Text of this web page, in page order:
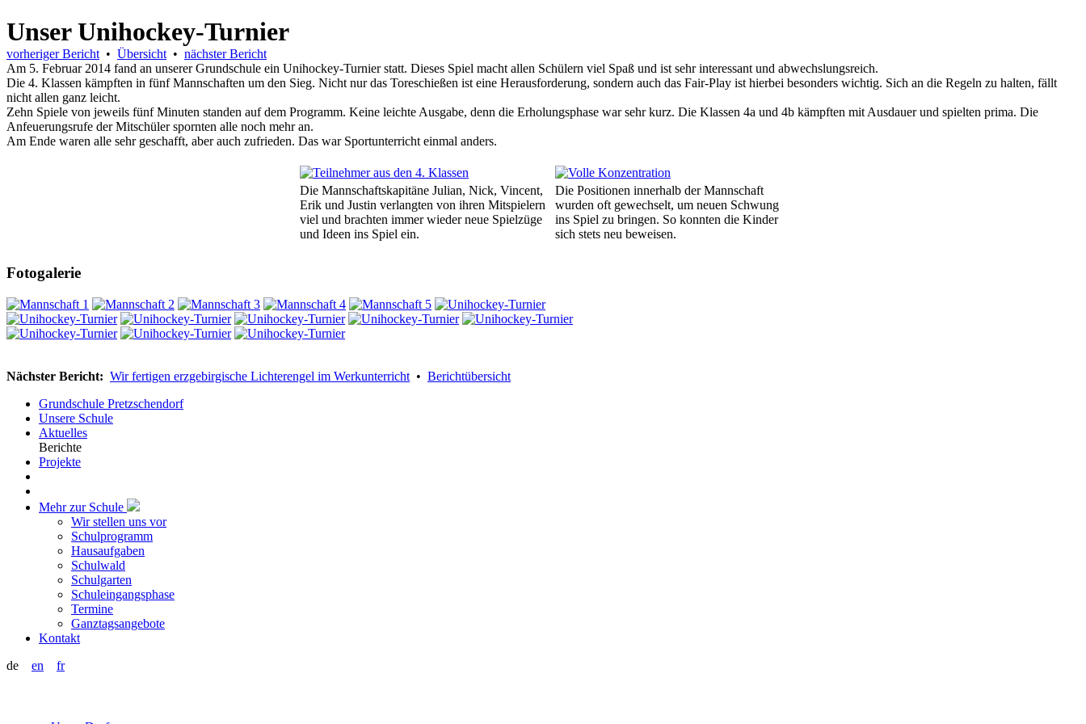
Unser Unihockey-Turnier
vorheriger Bericht • Übersicht • nächster Bericht
Am 5. Februar 2014 fand an unserer Grundschule ein Unihockey-Turnier statt. Dieses Spiel macht allen Schülern viel Spaß und ist sehr interessant und abwechslungsreich.
Die 4. Klassen kämpften in fünf Mannschaften um den Sieg. Nicht nur das Toreschießen ist eine Herausforderung, sondern auch das Fair-Play ist hierbei besonders wichtig. Sich an die Regeln zu halten, fällt
nicht allen ganz leicht.
Zehn Spiele von jeweils fünf Minuten standen auf dem Programm. Keine leichte Ausgabe, denn die Erholungsphase war sehr kurz. Die Klassen 4a und 4b kämpften mit Ausdauer und spielten prima. Die
Anfeuerungsrufe der Mitschüler spornten alle noch mehr an.
Am Ende waren alle sehr geschafft, aber auch zufrieden. Das war Sportunterricht einmal anders.
Die Mannschaftskapitäne Julian, Nick, Vincent,
Erik und Justin verlangten von ihren Mitspielern
viel und brachten immer wieder neue Spielzüge
und Ideen ins Spiel ein.
Die Positionen innerhalb der Mannschaft
wurden oft gewechselt, um neuen Schwung
ins Spiel zu bringen. So konnten die Kinder
sich stets neu beweisen.
Fotogalerie
Nächster Bericht: Wir fertigen erzgebirgische Lichterengel im Werkunterricht • Berichtübersicht
Grundschule Pretzschendorf
Unsere Schule
Aktuelles
Berichte
Projekte
Mehr zur Schule
Wir stellen uns vor
Schulprogramm
Hausaufgaben
Schulwald
Schulgarten
Schuleingangsphase
Termine
Ganztagsangebote
Kontakt
de en fr